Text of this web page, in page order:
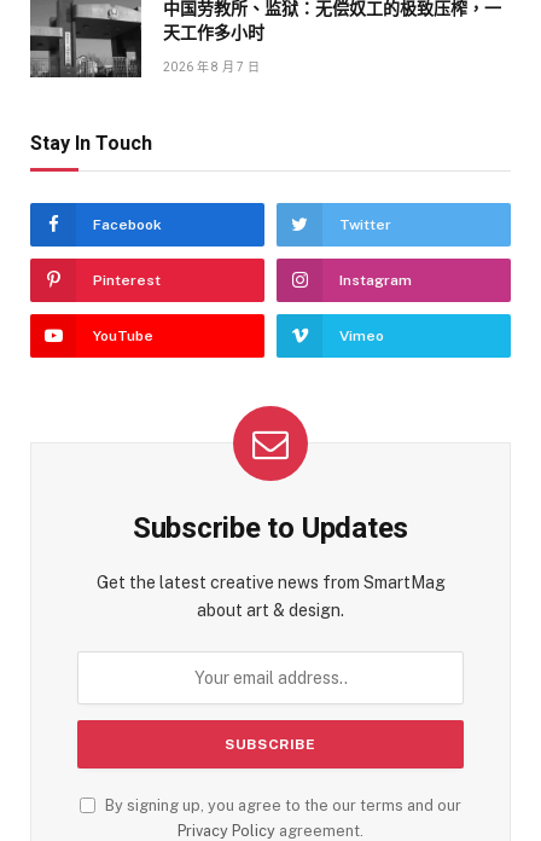
中国劳教所、监狱：无偿奴工的极致压榨，一
天工作多小时
2026 年 8 月 7 日
Stay In Touch
Facebook Twitter
Pinterest Instagram
YouTube Vimeo
Subscribe to Updates
Get the latest creative news from SmartMag
about art & design.
By signing up, you agree to the our terms and our
Privacy Policy agreement.